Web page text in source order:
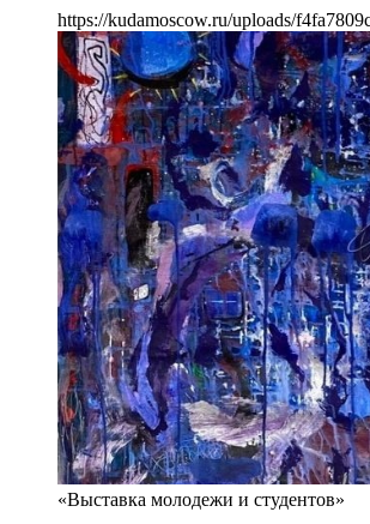
https://kudamoscow.ru/uploads/
«Выставка молодежи и студентов»